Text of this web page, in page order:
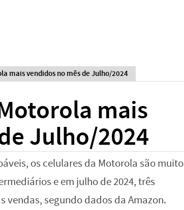
mais vendidos no mês de Julho/2024
mais
Julho/2024
os celulares da Motorola são muito
e em julho de 2024, três
vendas, segundo dados da Amazon.